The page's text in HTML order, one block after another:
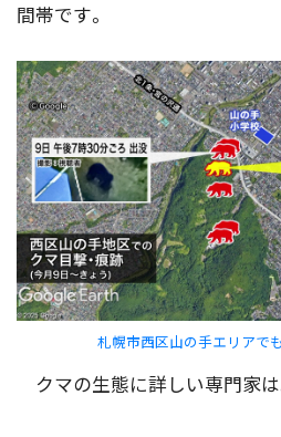
間帯です。
札幌市西区山の手エリアで
クマの生態に詳しい専門家は